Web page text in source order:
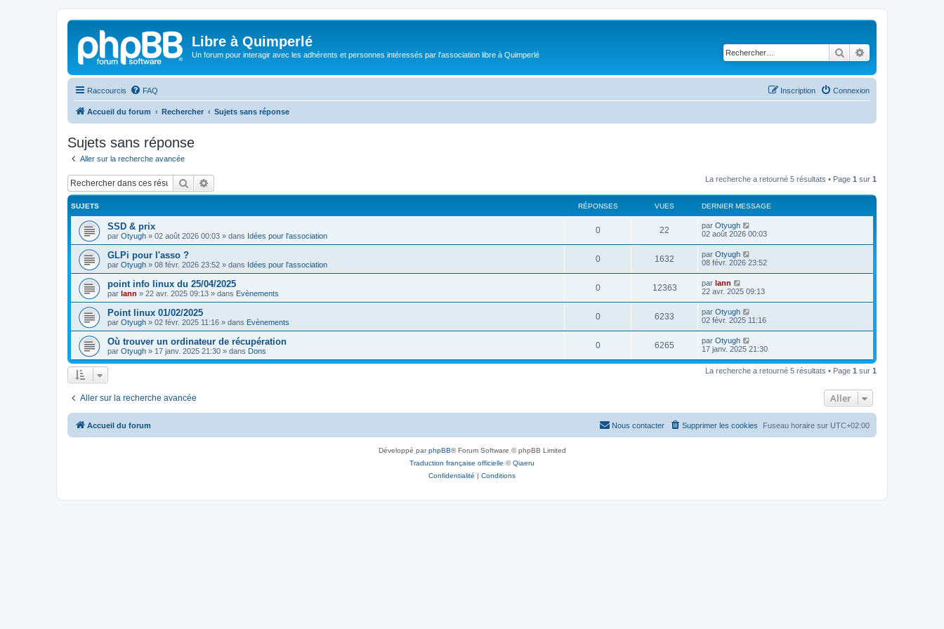
Libre à Quimperlé
Un forum pour interagir avec les adhérents et personnes intéressés par l'association libre à Quimperlé Rechercher
Raccourcis FAQ Connexion
Inscription
Accueil du forum Rechercher Sujets sans réponse
Sujets sans réponse
Aller sur la recherche avancée
Rechercher La recherche a retourné 5 résultats • Page 1 sur 1
SUJETS RÉPONSES VUES DERNIER MESSAGE
SSD & prix
par Otyugh » 02 août 2026 00:03 » dans Idées pour l'association
0 22 par Otyugh
02 août 2026 00:03
GLPi pour l'asso ?
par Otyugh » 08 févr. 2026 23:52 » dans Idées pour l'association
0 1632 par Otyugh
08 févr. 2026 23:52
point info linux du 25/04/2025
par lann » 22 avr. 2025 09:13 » dans Evènements
0 12363 par lann
22 avr. 2025 09:13
Point linux 01/02/2025
par Otyugh » 02 févr. 2025 11:16 » dans Evènements
0 6233 par Otyugh
02 févr. 2025 11:16
Où trouver un ordinateur de récupération
par Otyugh » 17 janv. 2025 21:30 » dans Dons
0 6265 par Otyugh
17 janv. 2025 21:30
La recherche a retourné 5 résultats • Page 1 sur 1
Aller sur la recherche avancée Aller
Accueil du forum Fuseau horaire sur UTC+02:00
Supprimer les cookies
Nous contacter
Développé parphpBB® Forum Software © phpBB Limited
Traduction française officielle ©Qiaeru
Confidentialité | Conditions